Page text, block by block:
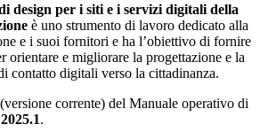
design per i siti e i servizi digitali della
è uno strumento di lavoro dedicato alla
e i suoi fornitori e ha l’obiettivo di fornire
orientare e migliorare la progettazione e la
contatto digitali verso la cittadinanza.
corrente) del Manuale operativo di
2025.1.